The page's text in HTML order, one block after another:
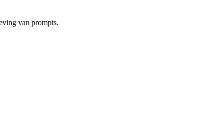
van prompts.